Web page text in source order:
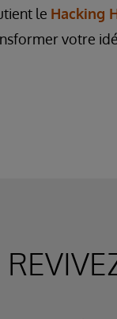
le Hacking
votre